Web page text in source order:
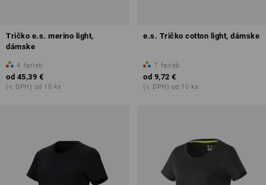
Tričko e.s. merino light,
dámske
4 farieb
od 45,39 €
(v. DPH) od 10 ks
e.s. Tričko cotton light, dámske
7 farieb
od 9,72 €
(v. DPH) od 10 ks